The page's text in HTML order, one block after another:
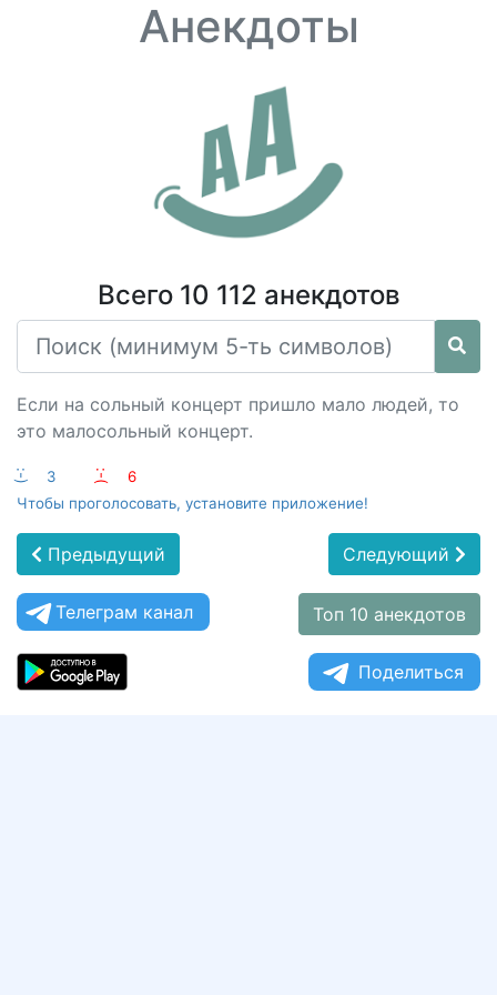
Анекдоты
Всего 10 112 анекдотов
Если на сольный концерт пришло мало людей, то
это малосольный концерт.
:-) 3 :-(
6
Чтобы проголосовать, установите приложение!
Предыдущий Следующий
Телеграм канал Топ 10 анекдотов
Поделиться